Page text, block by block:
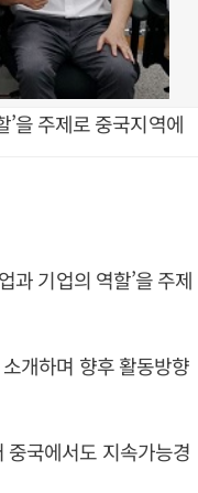
을 주제로 중국지역에
과 기업의 역할’을 주제
개하며 향후 활동방향
중국에서도 지속가능경